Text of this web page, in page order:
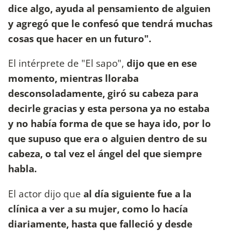
dice algo, ayuda al pensamiento de alguien
y agregó que le confesó que tendrá muchas
cosas que hacer en un futuro".
El intérprete de "El sapo", dijo que en ese
momento, mientras lloraba
desconsoladamente, giró su cabeza para
decirle gracias y esta persona ya no estaba
y no había forma de que se haya ido, por lo
que supuso que era o alguien dentro de su
cabeza, o tal vez el ángel del que siempre
habla.
El actor dijo que al día siguiente fue a la
clínica a ver a su mujer, como lo hacía
diariamente, hasta que falleció y desde